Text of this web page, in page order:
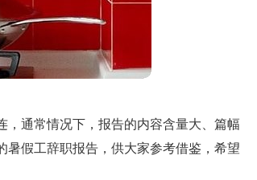
通常情况下，报告的内容含量大、篇幅
假工辞职报告，供大家参考借鉴，希望